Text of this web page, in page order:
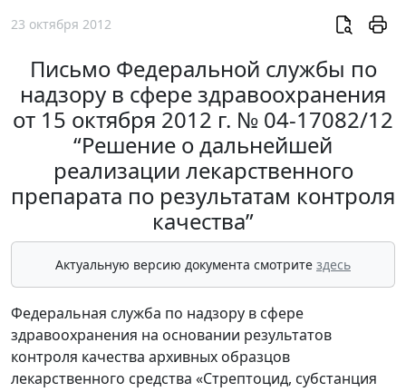
23 октября 2012
Письмо Федеральной службы по
надзору в сфере здравоохранения
от 15 октября 2012 г. № 04-17082/12
“Решение о дальнейшей
реализации лекарственного
препарата по результатам контроля
качества”
Актуальную версию документа смотрите здесь
Федеральная служба по надзору в сфере
здравоохранения на основании результатов
контроля качества архивных образцов
лекарственного средства «Стрептоцид, субстанция